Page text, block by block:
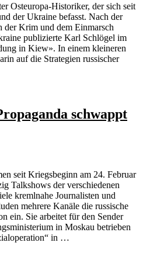
Osteuropa-Historiker, der sich seit
der Ukraine befasst. Nach der
Krim und dem Einmarsch
publizierte Karl Schlögel im
in Kiew». In einem kleineren
auf die Strategien russischer
schwappt
seit Kriegsbeginn am 24. Februar
Talkshows der verschiedenen
kremlnahe Journalisten und
mehrere Kanäle die russische
ein. Sie arbeitet für den Sender
in Moskau betrieben
in …